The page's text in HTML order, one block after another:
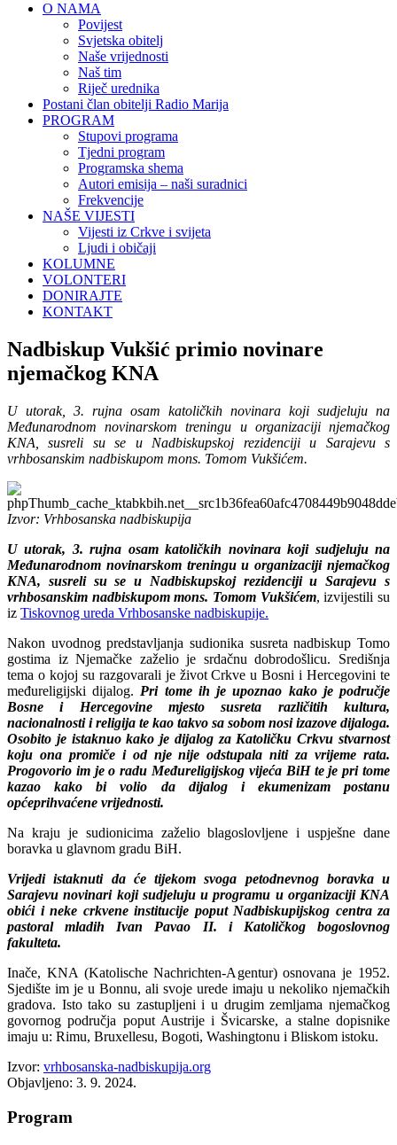
O NAMA
Povijest
Svjetska obitelj
Naše vrijednosti
Naš tim
Riječ urednika
Postani član obitelji Radio Marija
PROGRAM
Stupovi programa
Tjedni program
Programska shema
Autori emisija – naši suradnici
Frekvencije
NAŠE VIJESTI
Vijesti iz Crkve i svijeta
Ljudi i običaji
KOLUMNE
VOLONTERI
DONIRAJTE
KONTAKT
Nadbiskup Vukšić primio novinare
njemačkog KNA
U utorak, 3. rujna osam katoličkih novinara koji sudjeluju na
Međunarodnom novinarskom treningu u organizaciji njemačkog
KNA, susreli su se u Nadbiskupskoj rezidenciji u Sarajevu s
vrhbosanskim nadbiskupom mons. Tomom Vukšićem.
Izvor: Vrhbosanska nadbiskupija
U utorak, 3. rujna osam katoličkih novinara koji sudjeluju na
Međunarodnom novinarskom treningu u organizaciji njemačkog
KNA, susreli su se u Nadbiskupskoj rezidenciji u Sarajevu s
vrhbosanskim nadbiskupom mons. Tomom Vukšićem, izvijestili su
iz Tiskovnog ureda Vrhbosanske nadbiskupije.
Nakon uvodnog predstavljanja sudionika susreta nadbiskup Tomo
gostima iz Njemačke zaželio je srdačnu dobrodošlicu. Središnja
tema o kojoj su razgovarali je život Crkve u Bosni i Hercegovini te
međureligijski dijalog. Pri tome ih je upoznao kako je područje
Bosne i Hercegovine mjesto susreta različitih kultura,
nacionalnosti i religija te kao takvo sa sobom nosi izazove dijaloga.
Osobito je istaknuo kako je dijalog za Katoličku Crkvu stvarnost
koju ona promiče i od nje nije odstupala niti za vrijeme rata.
Progovorio im je o radu Međureligijskog vijeća BiH te je pri tome
kazao kako bi volio da dijalog i ekumenizam postanu
općeprihvaćene vrijednosti.
Na kraju je sudionicima zaželio blagoslovljene i uspješne dane
boravka u glavnom gradu BiH.
Vrijedi istaknuti da će tijekom svoga petodnevnog boravka u
Sarajevu novinari koji sudjeluju u programu u organizaciji KNA
obići i neke crkvene institucije poput Nadbiskupijskog centra za
pastoral mladih Ivan Pavao II. i Katoličkog bogoslovnog
fakulteta.
Inače, KNA (Katolische Nachrichten-Agentur) osnovana je 1952.
Sjedište im je u Bonnu, ali svoje urede imaju u nekoliko njemačkih
gradova. Isto tako su zastupljeni i u drugim zemljama njemačkog
govornog područja poput Austrije i Švicarske, a stalne dopisnike
imaju u: Rimu, Bruxellesu, Bogoti, Washingtonu i Bliskom istoku.
Izvor: vrhbosanska-nadbiskupija.org
Objavljeno: 3. 9. 2024.
Program